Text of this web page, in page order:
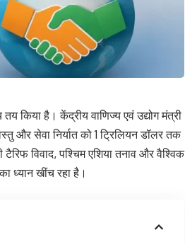
तय किया है। केंद्रीय वाणिज्य एवं उद्योग मंत्री
और सेवा निर्यात को 1 ट्रिलियन डॉलर तक
विवाद, पश्चिम एशिया तनाव और वैश्विक
ध्यान खींच रहा है।